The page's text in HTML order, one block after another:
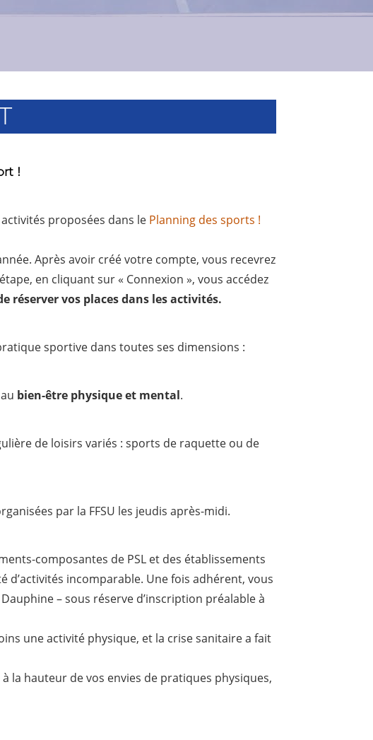
!
proposées dans le Planning des sports !
Après avoir créé votre compte, vous recevrez
en cliquant sur « Connexion », vous accédez
réserver vos places dans les activités.
sportive dans toutes ses dimensions :
bien-être physique et mental.
de loisirs variés : sports de raquette ou de
par la FFSU les jeudis après-midi.
composantes de PSL et des établissements
incomparable. Une fois adhérent, vous
– sous réserve d’inscription préalable à
une activité physique, et la crise sanitaire a fait
la hauteur de vos envies de pratiques physiques,